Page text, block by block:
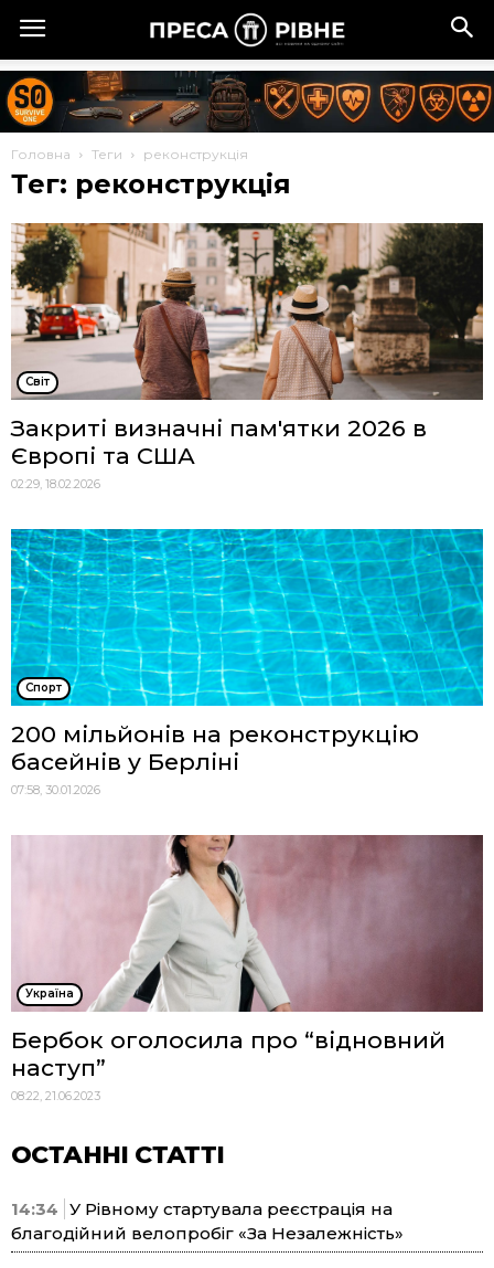
Головна Теги реконструкція
Тег: реконструкція
Cвіт
Закриті визначні пам'ятки 2026 в
Європі та США
02:29, 18.02.2026
Спорт
200 мільйонів на реконструкцію
басейнів у Берліні
07:58, 30.01.2026
Україна
Бербок оголосила про “відновний
наступ”
08:22, 21.06.2023
ОСТАННІ СТАТТІ
14:34 У Рівному стартувала реєстрація на
благодійний велопробіг «За Незалежність»